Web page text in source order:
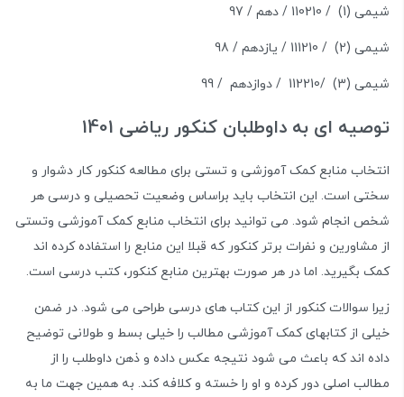
شیمی (1) / 110210 / دهم / 97
شیمی (2) / 111210 / یازدهم / 98
شیمی (3) /112210 / دوازدهم / 99
توصیه ای به داوطلبان کنکور ریاضی 1401
انتخاب منابع کمک آموزشی و تستی برای مطالعه کنکور کار دشوار و
سختی است. این انتخاب باید براساس وضعیت تحصیلی و درسی هر
شخص انجام شود. می توانید برای انتخاب منابع کمک آموزشی وتستی
از مشاورین و نفرات برتر کنکور که قبلا این منابع را استفاده کرده اند
کمک بگیرید. اما در هر صورت بهترین منابع کنکور، کتب درسی است.
زیرا سوالات کنکور از این کتاب های درسی طراحی می شود. در ضمن
خیلی از کتابهای کمک آموزشی مطالب را خیلی بسط و طولانی توضیح
داده اند که باعث می شود نتیجه عکس داده و ذهن داوطلب را از
مطالب اصلی دور کرده و او را خسته و کلافه کند. به همین جهت ما به